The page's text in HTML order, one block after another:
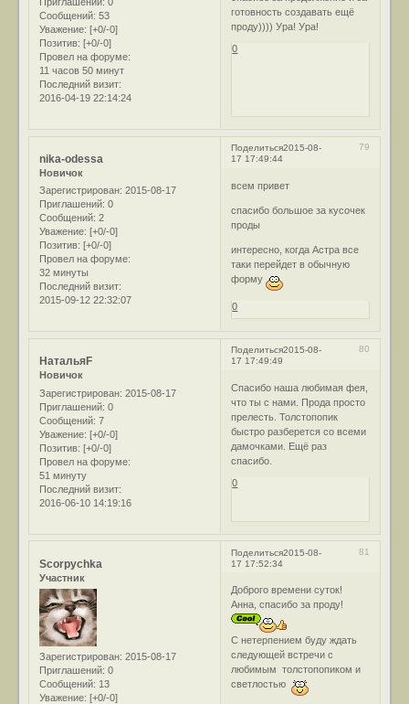
Сообщений: 53
Уважение: [+0/-0]
Позитив: [+0/-0]
Провел на форуме:
11 часов 50 минут
Последний визит:
2016-04-19 22:14:24
готовность создавать ещё
проду)))) Ура! Ура!
0
Поделиться 79
2015-08-
17 17:49:44
nika-odessa
Новичок
Зарегистрирован: 2015-08-17
Приглашений: 0
Сообщений: 2
Уважение: [+0/-0]
Позитив: [+0/-0]
Провел на форуме:
32 минуты
Последний визит:
2015-09-12 22:32:07
всем привет
спасибо большое за кусочек
проды
интересно, когда Астра все
таки перейдет в обычную
форму
0
Поделиться 80
2015-08-
17 17:49:49
НатальяF
Новичок
Зарегистрирован: 2015-08-17
Приглашений: 0
Сообщений: 7
Уважение: [+0/-0]
Позитив: [+0/-0]
Провел на форуме:
51 минуту
Последний визит:
2016-06-10 14:19:16
Спасибо наша любимая фея,
что ты с нами. Прода просто
прелесть. Толстопопик
быстро разберется со всеми
дамочками. Ещё раз
спасибо.
0
Поделиться 81
2015-08-
17 17:52:34
Scorpychka
Участник
Зарегистрирован: 2015-08-17
Приглашений: 0
Сообщений: 13
Уважение: [+0/-0]
Доброго времени суток!
Анна, спасибо за проду!
С нетерпением буду ждать
следующей встречи с
любимым толстопопиком и
светлостью